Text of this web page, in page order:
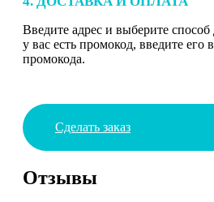
Введите адрес и выберите способ
у вас есть промокод, введите его
промокода.
Сделать заказ
Отзывы